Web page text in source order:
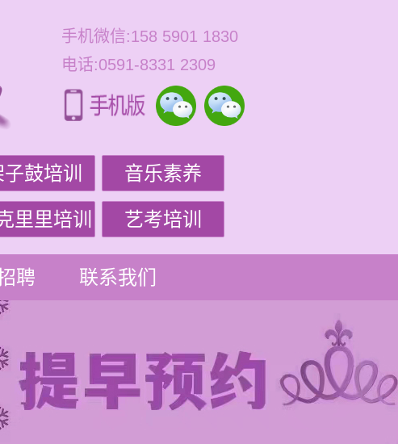
手机微信:158 5901 1830
电话:0591-8331 2309
鼓培训 音乐素养
里里培训 艺考培训
聘 联系我们